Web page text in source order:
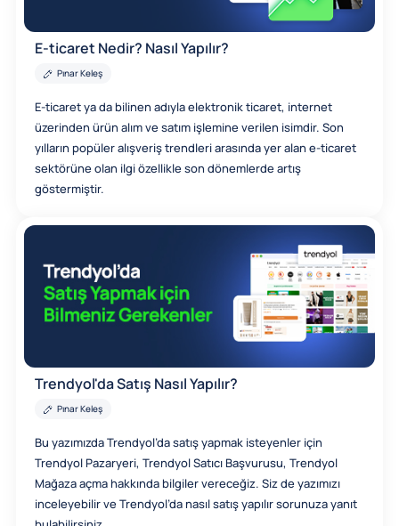
E-ticaret Nedir? Nasıl Yapılır?
Pınar Keleş
E-ticaret ya da bilinen adıyla elektronik ticaret, internet
üzerinden ürün alım ve satım işlemine verilen isimdir. Son
yılların popüler alışveriş trendleri arasında yer alan e-ticaret
sektörüne olan ilgi özellikle son dönemlerde artış
göstermiştir.
Trendyol'da Satış Nasıl Yapılır?
Pınar Keleş
Bu yazımızda Trendyol’da satış yapmak isteyenler için
Trendyol Pazaryeri, Trendyol Satıcı Başvurusu, Trendyol
Mağaza açma hakkında bilgiler vereceğiz. Siz de yazımızı
inceleyebilir ve Trendyol’da nasıl satış yapılır sorunuza yanıt